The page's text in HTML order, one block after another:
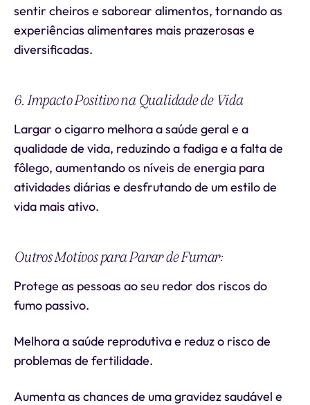
sentir cheiros e saborear alimentos, tornando as
experiências alimentares mais prazerosas e
diversificadas.
6. Impacto Positivo na Qualidade de Vida
Largar o cigarro melhora a saúde geral e a
qualidade de vida, reduzindo a fadiga e a falta de
fôlego, aumentando os níveis de energia para
atividades diárias e desfrutando de um estilo de
vida mais ativo.
Outros Motivos para Parar de Fumar:
Protege as pessoas ao seu redor dos riscos do
fumo passivo.
Melhora a saúde reprodutiva e reduz o risco de
problemas de fertilidade.
Aumenta as chances de uma gravidez saudável e